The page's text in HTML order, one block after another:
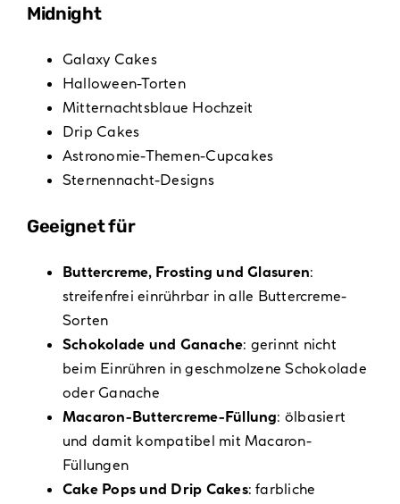
Midnight
Galaxy Cakes
Halloween-Torten
Mitternachtsblaue Hochzeit
Drip Cakes
Astronomie-Themen-Cupcakes
Sternennacht-Designs
Geeignet für
Buttercreme, Frosting und Glasuren:
streifenfrei einrührbar in alle Buttercreme-
Sorten
Schokolade und Ganache: gerinnt nicht
beim Einrühren in geschmolzene Schokolade
oder Ganache
Macaron-Buttercreme-Füllung: ölbasiert
und damit kompatibel mit Macaron-
Füllungen
Cake Pops und Drip Cakes: farbliche